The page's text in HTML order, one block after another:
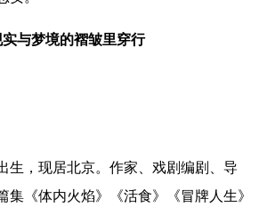
与梦境的褶皱里穿行
生，现居北京。作家、戏剧编剧、导
集《体内火焰》《活食》《冒牌人生》